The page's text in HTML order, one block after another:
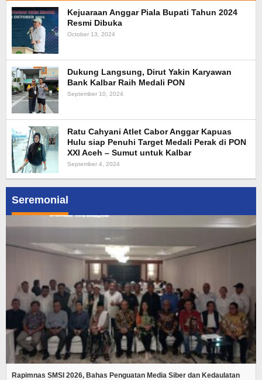
Seremonial
Rapimnas SMSI 2026, Bahas Penguatan Media Siber dan Kedaulatan
Kejuaraan Anggar Piala Bupati Tahun 2024
Resmi Dibuka
October 13, 2024
Dukung Langsung, Dirut Yakin Karyawan
Bank Kalbar Raih Medali PON
September 10, 2024
Ratu Cahyani Atlet Cabor Anggar Kapuas
Hulu siap Penuhi Target Medali Perak di PON
XXI Aceh – Sumut untuk Kalbar
September 4, 2024